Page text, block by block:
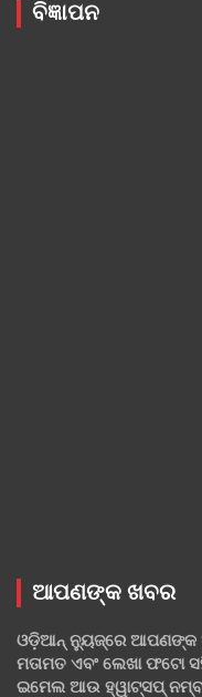
ବିଜ୍ଞାପନ
ଆପଣଙ୍କ ଖବର
ଓଡ଼ିଆନ୍ ନ୍ୟୁଜ୍‌ରେ ଆପଣଙ୍କ
ମତାମତ ଏବଂ ଲେଖା ଫଟୋ
ଇମେଲ ଆଉ ହ୍ୱାଟ୍‌ସପ୍